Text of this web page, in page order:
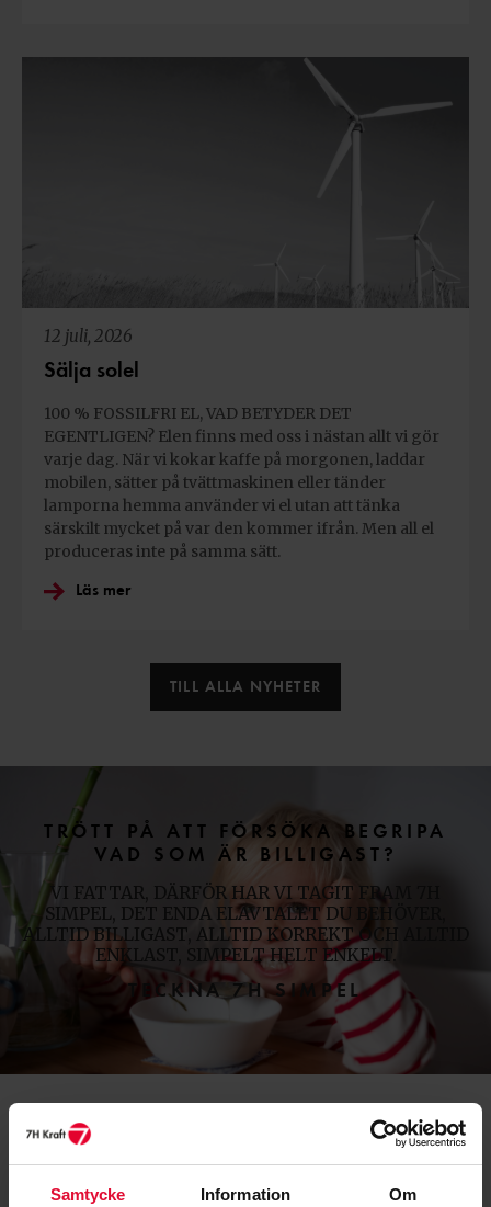
Samtycke Information Om
12 juli, 2026
Sälja solel
100 % FOSSILFRI EL, VAD BETYDER DET
EGENTLIGEN? Elen finns med oss i nästan allt vi gör
varje dag. När vi kokar kaffe på morgonen, laddar
mobilen, sätter på tvättmaskinen eller tänder
lamporna hemma använder vi el utan att tänka
särskilt mycket på var den kommer ifrån. Men all el
produceras inte på samma sätt.
Läs mer
TILL ALLA NYHETER
TRÖTT PÅ ATT FÖRSÖKA BEGRIPA
VAD SOM ÄR BILLIGAST?
VI FATTAR, DÄRFÖR HAR VI TAGIT FRAM 7H
SIMPEL, DET ENDA ELAVTALET DU BEHÖVER,
ALLTID BILLIGAST, ALLTID KORREKT OCH ALLTID
ENKLAST, SIMPELT HELT ENKELT.
TECKNA 7H SIMPEL
BESTÄLL LOKAL ENERGI HÄR